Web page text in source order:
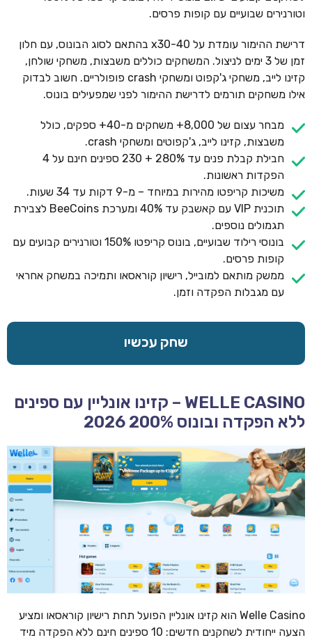
וטורנירים שבועיים עם קופות פרסים.
דרישת ההימור עומדת על x30-40 בהתאם לסוג הבונוס, עם חלון
זמן של 3 ימים לניצול. המשחקים כוללים משבצות, משחקי שולחן,
קזינו לייב, משחקי ג'קפוט ומשחקי crash פופולריים. חשוב לבדוק
אילו משחקים תורמים לדרישת ההימור לפני שמפעילים בונוס.
מבחר עצום של 8,000+ משחקים מ-40+ ספקים, כולל
משבצות, קזינו לייב, ג'קפוטים ומשחקי crash.
חבילת קבלת פנים עד 280% + 230 ספינים חינם על 4
הפקדות ראשונות.
משיכות קריפטו מהירות במיוחד – מ-9 דקות עד 34 שעות.
תוכנית VIP עם קאשבק עד 40% ומערכת BeeCoins לצבירת
תגמולים נוספים.
בונוסי רילוד שבועיים, בונוס קריפטו 150% וטורנירים קבועים עם
קופות פרסים.
ממשק מותאם למובייל, רישיון קוראסאו ותמיכה במשחק אחראי
עם מגבלות הפקדה וזמן.
שחק עכשיו
WELLE CASINO – קזינו אונליין עם ספינים
ללא הפקדה ובונוס 200% 2026
Welle Casino הוא קזינו אונליין הפועל תחת רישיון קוראסאו ומציע
הצעה ייחודית לשחקנים חדשים: 10 ספינים חינם ללא הפקדה מיד